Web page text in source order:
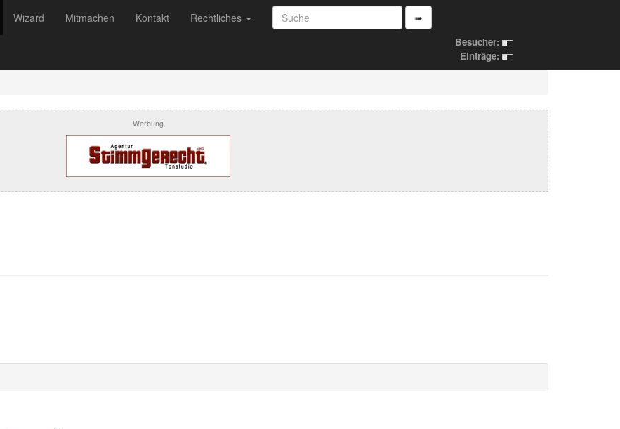
Wizard Mitmachen Kontakt Rechtliches ➠
Besucher:
Einträge:
Werbung